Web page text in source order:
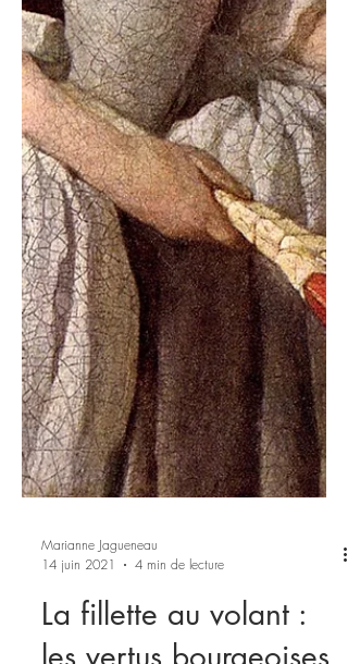
Marianne Jagueneau
14 juin 2021
4 min de lecture